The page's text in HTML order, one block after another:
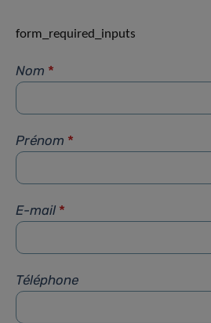
form_required_inputs
Nom *
Prénom *
E-mail *
Téléphone